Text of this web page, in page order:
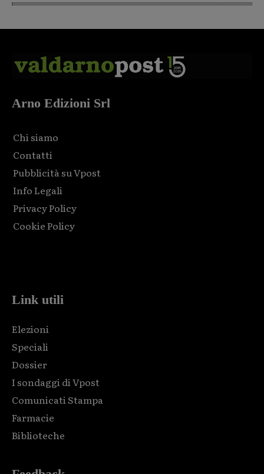
Arno Edizioni Srl
Chi siamo
Contatti
Pubblicità su Vpost
Info Legali
Privacy Policy
Cookie Policy
Link utili
Elezioni
Speciali
Dossier
I sondaggi di Vpost
Comunicati Stampa
Farmacie
Biblioteche